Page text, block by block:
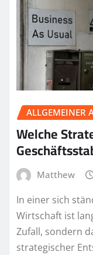
ALLGEMEINER
Welche
Matthew
In einer sich
Wirtschaft ist
Zufall, sondern
strategischer